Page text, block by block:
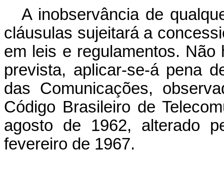
A inobservância de
cláusulas sujeitará a
em leis e regulamentos. Não
prevista, aplicar-se-á pena
das Comunicações,
Código Brasileiro de
agosto de 1962, alterado
fevereiro de 1967.